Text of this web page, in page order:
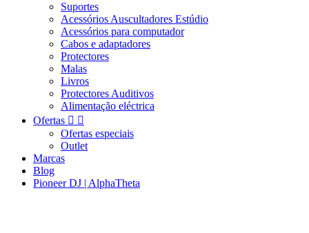
Suportes
Acessórios Auscultadores Estúdio
Acessórios para computador
Cabos e adaptadores
Protectores
Malas
Livros
Protectores Auditivos
Alimentação eléctrica
Ofertas  
Ofertas especiais
Outlet
Marcas
Blog
Pioneer DJ | AlphaTheta